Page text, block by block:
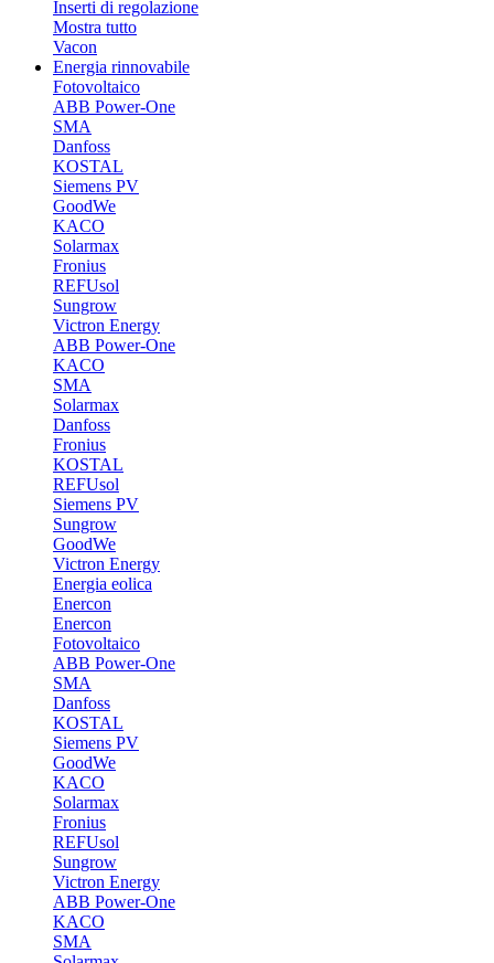
Inserti di regolazione
Mostra tutto
Vacon
Energia rinnovabile
Fotovoltaico
ABB Power-One
SMA
Danfoss
KOSTAL
Siemens PV
GoodWe
KACO
Solarmax
Fronius
REFUsol
Sungrow
Victron Energy
ABB Power-One
KACO
SMA
Solarmax
Danfoss
Fronius
KOSTAL
REFUsol
Siemens PV
Sungrow
GoodWe
Victron Energy
Energia eolica
Enercon
Enercon
Fotovoltaico
ABB Power-One
SMA
Danfoss
KOSTAL
Siemens PV
GoodWe
KACO
Solarmax
Fronius
REFUsol
Sungrow
Victron Energy
ABB Power-One
KACO
SMA